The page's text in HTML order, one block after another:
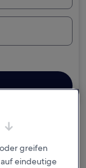
greifen
eindeutige